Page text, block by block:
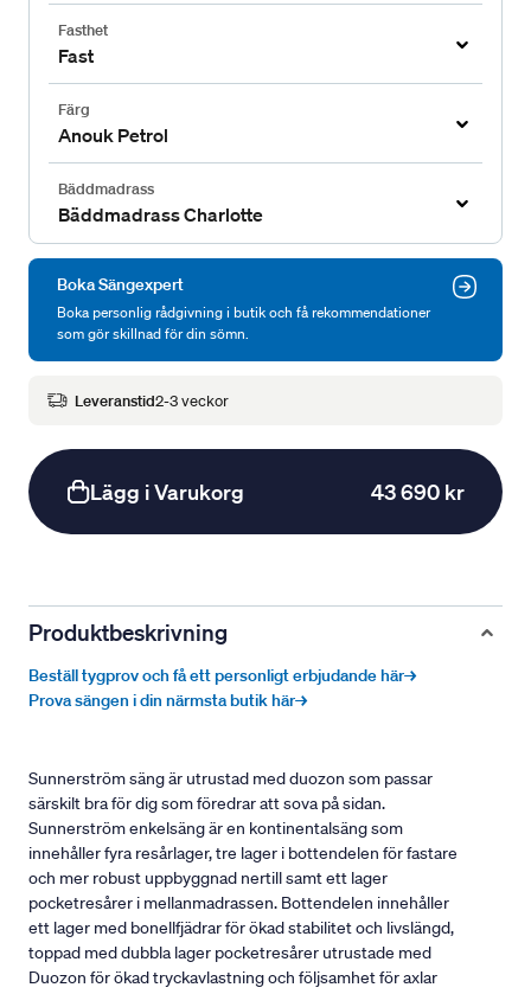
Fasthet
Fast
Färg
Anouk Petrol
Bäddmadrass
Bäddmadrass Charlotte
Boka Sängexpert
Boka personlig rådgivning i butik och få rekommendationer
som gör skillnad för din sömn.
Leveranstid2-3 veckor
Lägg i Varukorg 43 690 kr
Produktbeskrivning
Beställ tygprov och få ett personligt erbjudande här→
Prova sängen i din närmsta butik här→
Sunnerström säng är utrustad med duozon som passar
särskilt bra för dig som föredrar att sova på sidan.
Sunnerström enkelsäng är en kontinentalsäng som
innehåller fyra resårlager, tre lager i bottendelen för fastare
och mer robust uppbyggnad nertill samt ett lager
pocketresårer i mellanmadrassen. Bottendelen innehåller
ett lager med bonellfjädrar för ökad stabilitet och livslängd,
toppad med dubbla lager pocketresårer utrustade med
Duozon för ökad tryckavlastning och följsamhet för axlar